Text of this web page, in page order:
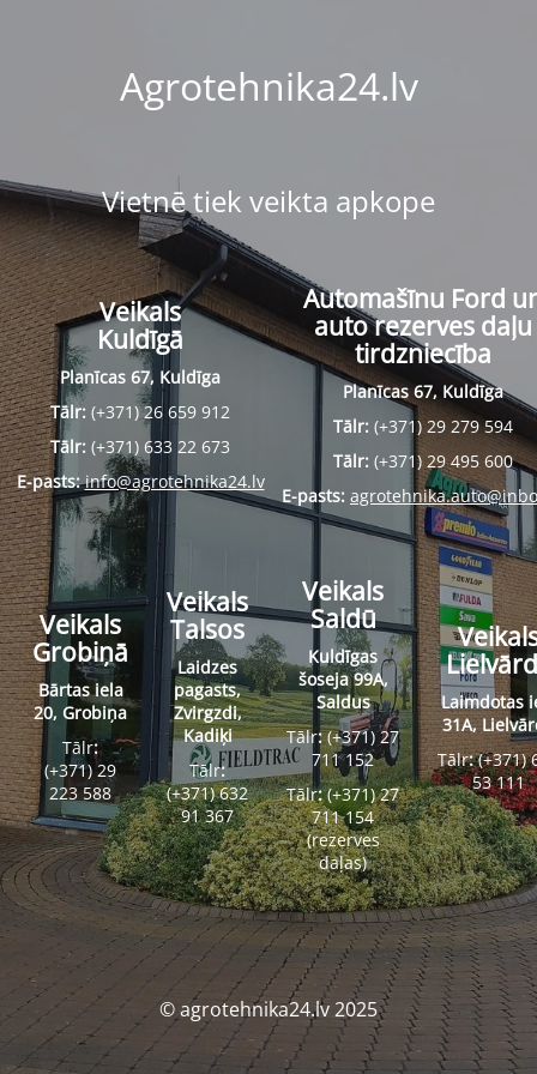
Agrotehnika24.lv
Vietnē tiek veikta apkope
Veikals
Kuldīgā
Planīcas 67, Kuldīga
Tālr: (+371) 26 659 912
Tālr: (+371) 633 22 673
E-pasts:info@agrotehnika24.lv
Automašīnu Ford
auto rezerves daļu
tirdzniecība
Planīcas 67, Kuldīga
Tālr: (+371) 29 279 594
Tālr: (+371) 29 495 600
E-pasts:
Veikals
Grobiņā
Bārtas iela
20, Grobiņa
Tālr:
(+371) 29
223 588
Veikals
Talsos
Laidzes
pagasts,
Zvirgzdi,
Kadiķi
Tālr:
(+371) 632
91 367
Veikals
Saldū
Kuldīgas
šoseja 99A,
Saldus
Tālr:(+371) 27
711 152
Tālr:(+371) 27
711 154
(rezerves
daļas)
Laimdotas
31A,
Tālr:(+371)
53 111
© agrotehnika24.lv 2025